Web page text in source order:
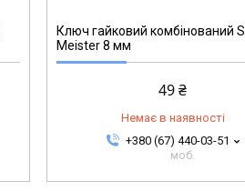
Ключ гайковий комбінований
Meister 8 мм
49 ₴
Немає в наявності
+380 (67) 440-03-51
моб.